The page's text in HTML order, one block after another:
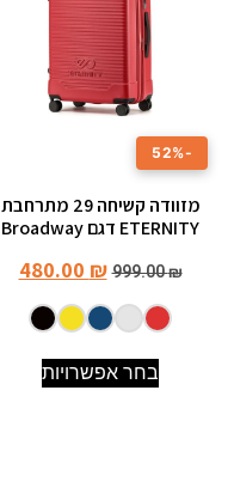
-52%
מזוודה קשיחה 29 מתרחבת
ETERNITY דגם Broadway
999.00₪
480.00 ₪
בחר אפשרויות